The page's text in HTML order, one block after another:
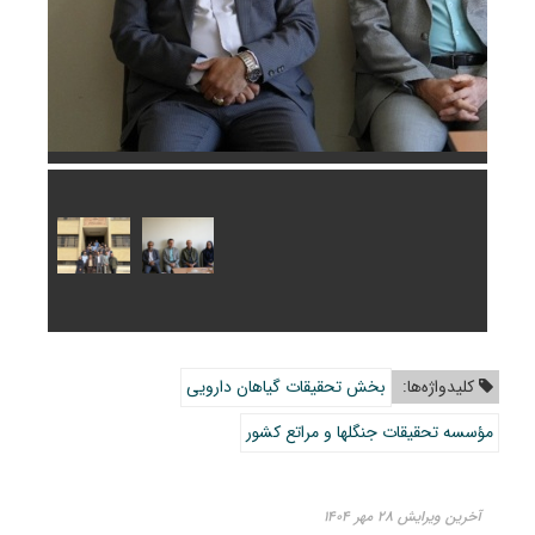
کلیدواژه‌ها:
بخش تحقیقات گیاهان دارویی
مؤسسه تحقیقات جنگلها و مراتع کشور
آخرین ویرایش ۲۸ مهر ۱۴۰۴